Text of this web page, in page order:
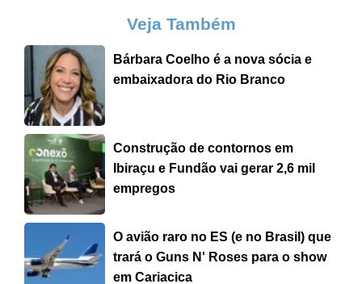
Veja Também
Bárbara Coelho é a nova sócia e
embaixadora do Rio Branco
Construção de contornos em
Ibiraçu e Fundão vai gerar 2,6 mil
empregos
O avião raro no ES (e no Brasil) que
trará o Guns N' Roses para o show
em Cariacica